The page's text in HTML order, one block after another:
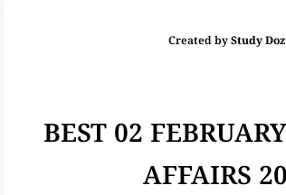
Created byStudy Doz
BEST 02
AFFAIRS